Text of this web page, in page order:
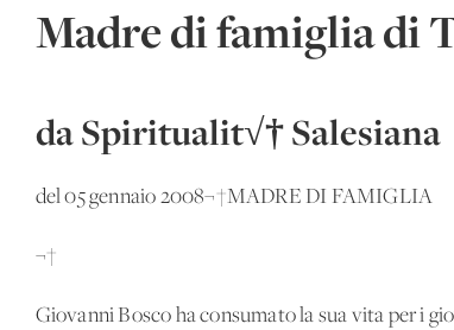
Madre di famiglia di
da Spiritualit√† Salesiana
del 05 gennaio 2008¬†MADRE DI FAMIGLIA
¬†
Giovanni Bosco ha consumato la sua vita per i